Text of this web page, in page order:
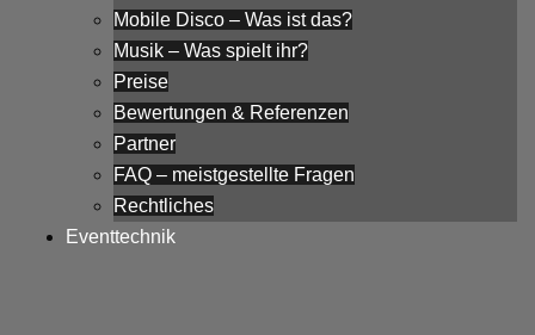
Mobile Disco – Was ist das?
Musik – Was spielt ihr?
Preise
Bewertungen & Referenzen
Partner
FAQ – meistgestellte Fragen
Rechtliches
Eventtechnik